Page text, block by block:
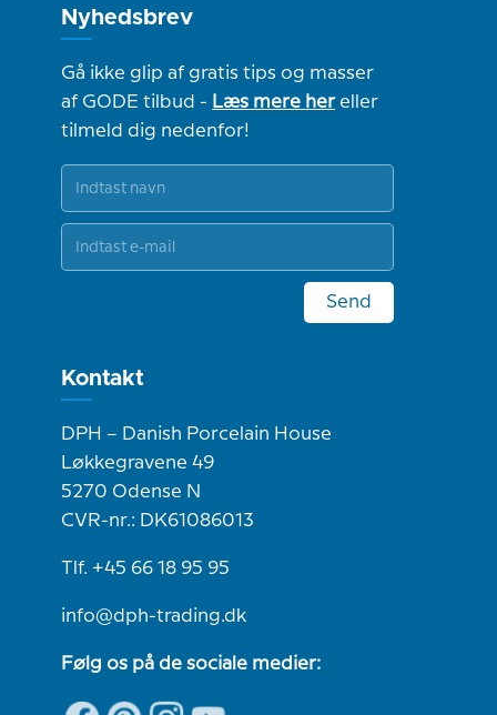
Nyhedsbrev
Gå ikke glip af gratis tips og masser
af GODE tilbud - Læs mere hereller
tilmeld dig nedenfor!
Send
Kontakt
DPH – Danish Porcelain House
Løkkegravene 49
5270 Odense N
CVR-nr.: DK61086013
Tlf. +45 66 18 95 95
info@dph-trading.dk
Følg os på de sociale medier: